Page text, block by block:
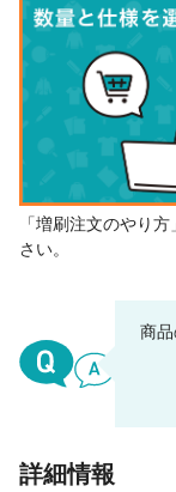
「増刷注文のやり
さい。
商
詳細情報